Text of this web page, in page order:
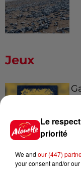
Jeux
Le
priorité
We and our (447)
your consent and/or